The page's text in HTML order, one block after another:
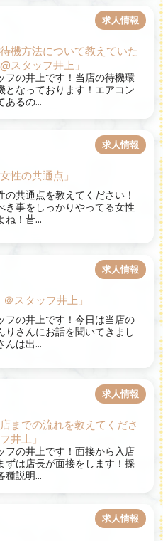
求人情報
待機方法について教えていた
スタッフ井上」
フの井上です！当店の待機環
となっております！エアコン
あるの...
求人情報
性の共通点」
の共通点を教えてください！
き事をしっかりやってる女性
ね！昔...
求人情報
スタッフ井上」
フの井上です！今日は当店の
りさんにお話を聞いてきまし
んは出...
求人情報
までの流れを教えてくださ
井上」
フの井上です！面接から入店
ずは店長が面接をします！採
種説明...
求人情報